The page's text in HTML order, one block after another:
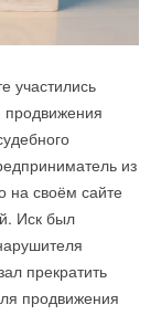
участились
продвижения
из
на своём сайте
Иск был
прекратить
продвижения
начала
400
бывшей АЭС
также RWE.
был закрыт
ввод
плотиной
и была
установленная